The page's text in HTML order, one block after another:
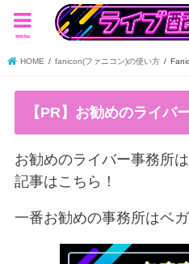
menu
HOME fanicon(ファニコン)の使い方
【PR】お勧めのライバ
お勧めのライバー事務所
記事はこちら！
一番お勧めの事務所はベ